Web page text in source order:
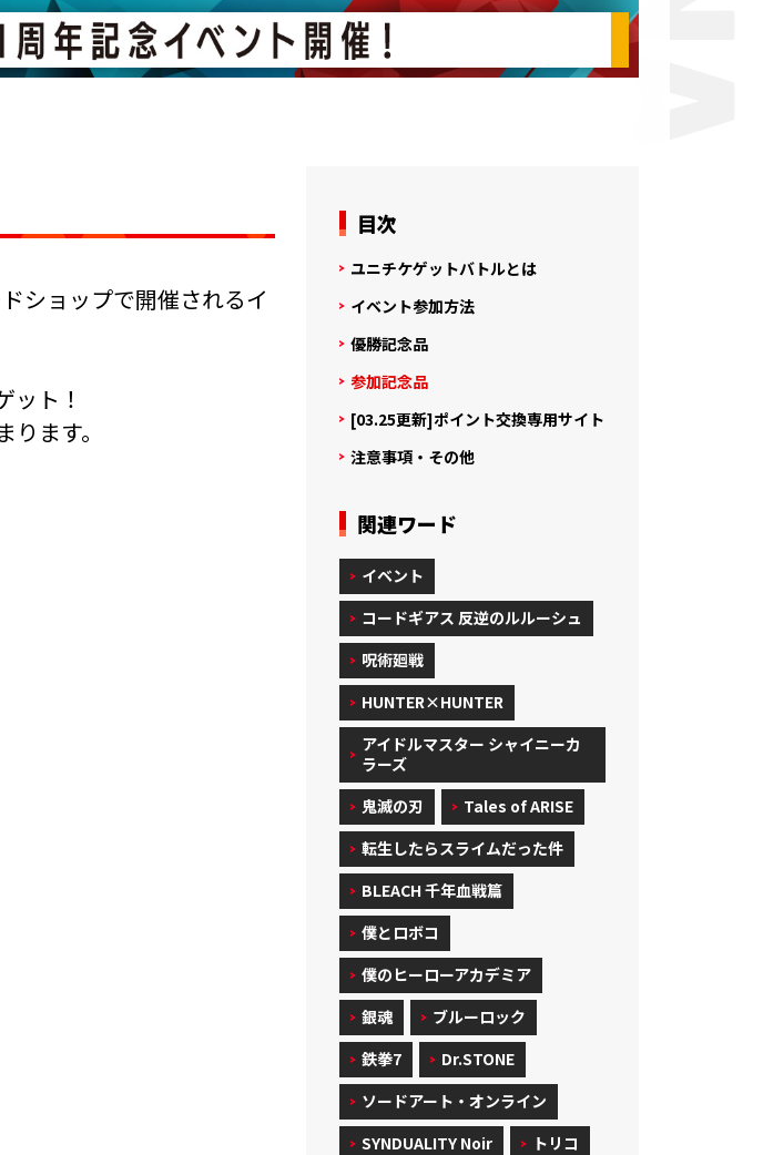
ショップで開催されるイ
ット！
ます。
目次
ユニチケゲットバトルとは
イベント参加方法
優勝記念品
参加記念品
[03.25更新]ポイント交換専用サイト
注意事項・その他
関連ワード
イベント
コードギアス 反逆のルルーシュ
呪術廻戦
HUNTER×HUNTER
アイドルマスター シャイニーカ
ラーズ
鬼滅の刃
Tales of ARISE
転生したらスライムだった件
BLEACH 千年血戦篇
僕とロボコ
僕のヒーローアカデミア
銀魂
ブルーロック
鉄拳7
Dr.STONE
ソードアート・オンライン
SYNDUALITY Noir
トリコ